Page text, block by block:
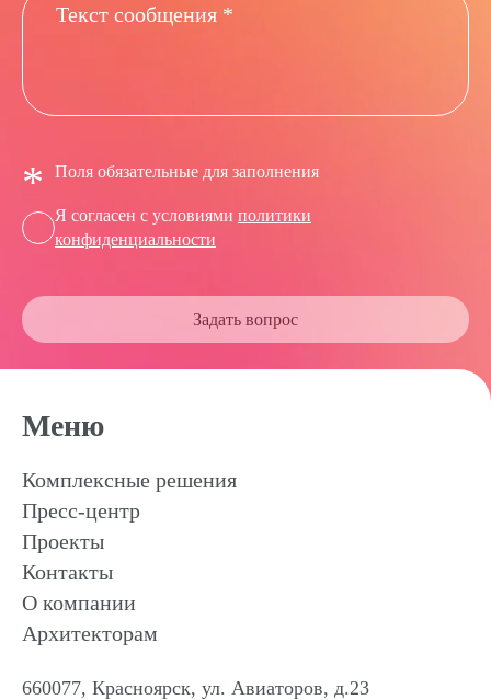
Задать вопрос
* Поля обязательные для заполнения
Я согласен с условиями политики
конфиденциальности
Меню
Комплексные решения
Пресс-центр
Проекты
Контакты
О компании
Архитекторам
660077, Красноярск, ул. Авиаторов, д.23